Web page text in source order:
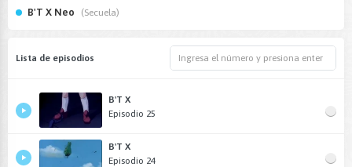
B'T X Neo (Secuela)
Lista de episodios
B'T X
Episodio 25
B'T X
Episodio 24